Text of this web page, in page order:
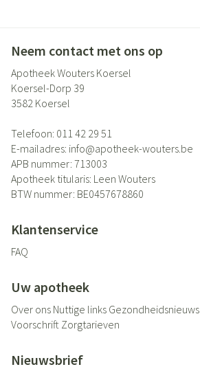
Neem contact met ons op
Apotheek Wouters Koersel
Koersel-Dorp 39
3582 Koersel
Telefoon: 011 42 29 51
E-mailadres: info@apotheek-wouters.be
APB nummer: 713003
Apotheek titularis: Leen Wouters
BTW nummer: BE0457678860
Klantenservice
FAQ
Uw apotheek
Over ons Nuttige links Gezondheidsnieuws
Voorschrift Zorgtarieven
Nieuwsbrief